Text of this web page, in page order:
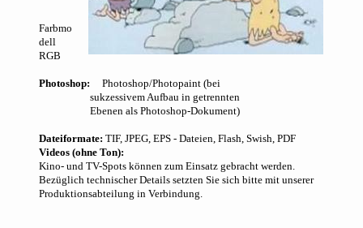
Farbmo
dell
RGB
Photoshop: Photoshop/Photopaint (bei
sukzessivem Aufbau in getrennten
Ebenen als Photoshop-Dokument)
Dateiformate: TIF, JPEG, EPS - Dateien, Flash, Swish, PDF
Videos (ohne Ton):
Kino- und TV-Spots können zum Einsatz gebracht werden.
Bezüglich technischer Details setzten Sie sich bitte mit unserer
Produktionsabteilung in Verbindung.